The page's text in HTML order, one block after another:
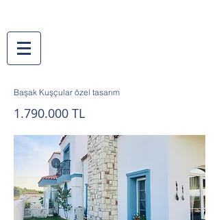
Başak Kuşçular özel tasarım
1.790.000 TL